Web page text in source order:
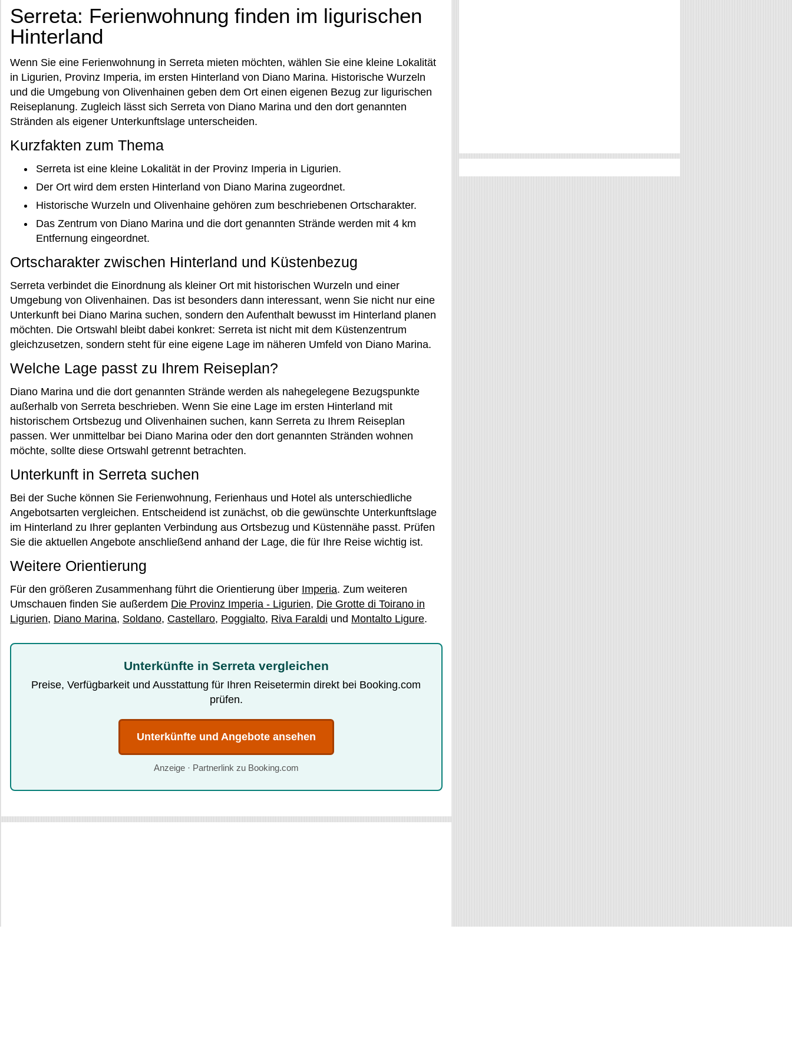
Serreta: Ferienwohnung finden im ligurischen
Hinterland
Wenn Sie eine Ferienwohnung in Serreta mieten möchten, wählen Sie eine kleine Lokalität
in Ligurien, Provinz Imperia, im ersten Hinterland von Diano Marina. Historische Wurzeln
und die Umgebung von Olivenhainen geben dem Ort einen eigenen Bezug zur ligurischen
Reiseplanung. Zugleich lässt sich Serreta von Diano Marina und den dort genannten
Stränden als eigener Unterkunftslage unterscheiden.
Kurzfakten zum Thema
Serreta ist eine kleine Lokalität in der Provinz Imperia in Ligurien.
Der Ort wird dem ersten Hinterland von Diano Marina zugeordnet.
Historische Wurzeln und Olivenhaine gehören zum beschriebenen Ortscharakter.
Das Zentrum von Diano Marina und die dort genannten Strände werden mit 4 km
Entfernung eingeordnet.
Ortscharakter zwischen Hinterland und Küstenbezug
Serreta verbindet die Einordnung als kleiner Ort mit historischen Wurzeln und einer
Umgebung von Olivenhainen. Das ist besonders dann interessant, wenn Sie nicht nur eine
Unterkunft bei Diano Marina suchen, sondern den Aufenthalt bewusst im Hinterland planen
möchten. Die Ortswahl bleibt dabei konkret: Serreta ist nicht mit dem Küstenzentrum
gleichzusetzen, sondern steht für eine eigene Lage im näheren Umfeld von Diano Marina.
Welche Lage passt zu Ihrem Reiseplan?
Diano Marina und die dort genannten Strände werden als nahegelegene Bezugspunkte
außerhalb von Serreta beschrieben. Wenn Sie eine Lage im ersten Hinterland mit
historischem Ortsbezug und Olivenhainen suchen, kann Serreta zu Ihrem Reiseplan
passen. Wer unmittelbar bei Diano Marina oder den dort genannten Stränden wohnen
möchte, sollte diese Ortswahl getrennt betrachten.
Unterkunft in Serreta suchen
Bei der Suche können Sie Ferienwohnung, Ferienhaus und Hotel als unterschiedliche
Angebotsarten vergleichen. Entscheidend ist zunächst, ob die gewünschte Unterkunftslage
im Hinterland zu Ihrer geplanten Verbindung aus Ortsbezug und Küstennähe passt. Prüfen
Sie die aktuellen Angebote anschließend anhand der Lage, die für Ihre Reise wichtig ist.
Weitere Orientierung
Für den größeren Zusammenhang führt die Orientierung über Imperia. Zum weiteren
Umschauen finden Sie außerdem Die Provinz Imperia - Ligurien, Die Grotte di Toirano in
Ligurien, Diano Marina, Soldano, Castellaro, Poggialto, Riva Faraldi und Montalto Ligure.
Unterkünfte in Serreta vergleichen
Preise, Verfügbarkeit und Ausstattung für Ihren Reisetermin direkt bei Booking.com
prüfen.
Unterkünfte und Angebote ansehen
Anzeige · Partnerlink zu Booking.com